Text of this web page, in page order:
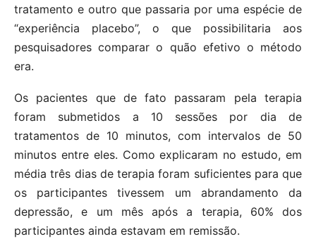
tratamento e outro que passaria por uma espécie de
“experiência placebo”, o que possibilitaria aos
pesquisadores comparar o quão efetivo o método
era.
Os pacientes que de fato passaram pela terapia
foram submetidos a 10 sessões por dia de
tratamentos de 10 minutos, com intervalos de 50
minutos entre eles. Como explicaram no estudo, em
média três dias de terapia foram suficientes para que
os participantes tivessem um abrandamento da
depressão, e um mês após a terapia, 60% dos
participantes ainda estavam em remissão.